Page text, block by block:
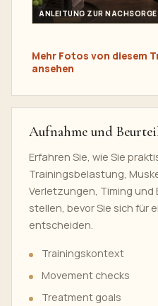
ANLEITUNG ZUR NACHSORGE
Mehr Fotos von diesem
ansehen
Aufnahme und
Erfahren Sie, wie Sie
Trainingsbelastung,
Verletzungen, Timing
stellen, bevor Sie sich für
entscheiden.
Trainingskontext
Movement checks
Treatment goals